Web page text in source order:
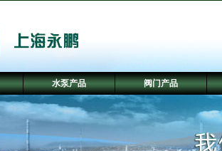
水泵产品 阀门产品